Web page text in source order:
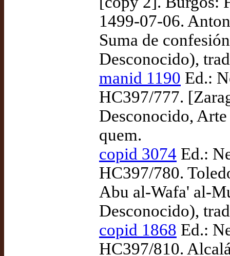
1499-07-06.
Suma de
Desconocido),
manid 1190 Ed.:
HC397/777.
Desconocido,
quem.
copid 3074 Ed.:
HC397/780.
Abu al-Wafa' al-
Desconocido),
copid 1868 Ed.:
HC397/810.